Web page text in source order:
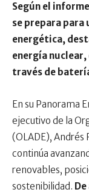
Según el
se prepara para
energética,
energía
través de
En su Panorama
ejecutivo de la
(OLADE), Andrés
continúa
renovables,
sostenibilidad.